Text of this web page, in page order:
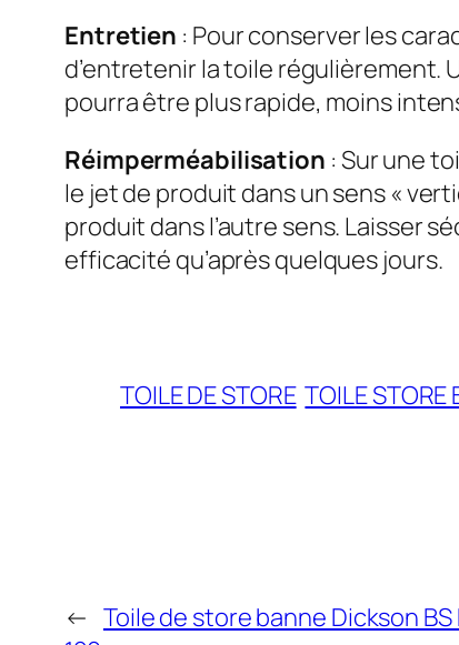
Entretien : Pour conserver les
d’entretenir la toile régulièrement.
pourra être plus rapide, moins
Réimperméabilisation : Sur une
le jet de produit dans un sens «
produit dans l’autre sens. Laisser
efficacité qu’après quelques jours.
TOILE DE STORE TOILE STORE
← Toile de store banne Dickson